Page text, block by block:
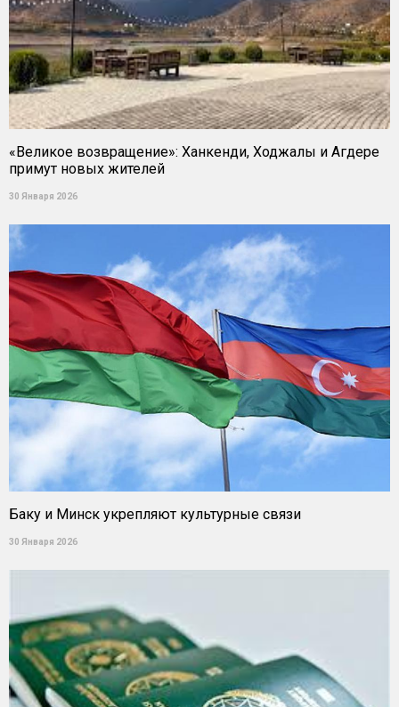
«Великое возвращение»: Ханкенди, Ходжалы и Агдере
примут новых жителей
30 Января 2026
Баку и Минск укрепляют культурные связи
30 Января 2026